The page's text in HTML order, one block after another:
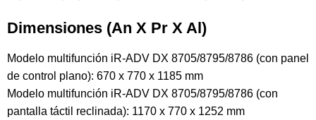
Dimensiones (An X Pr X Al)
Modelo multifunción iR-ADV DX 8705/8795/8786 (con panel
de control plano): 670 x 770 x 1185 mm
Modelo multifunción iR-ADV DX 8705/8795/8786 (con
pantalla táctil reclinada): 1170 x 770 x 1252 mm